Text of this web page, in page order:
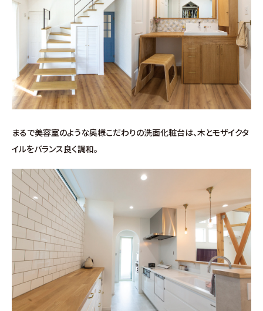
まるで美容室のような奥様こだわりの洗面化粧台は、木とモザイクタ
イルをバランス良く調和。